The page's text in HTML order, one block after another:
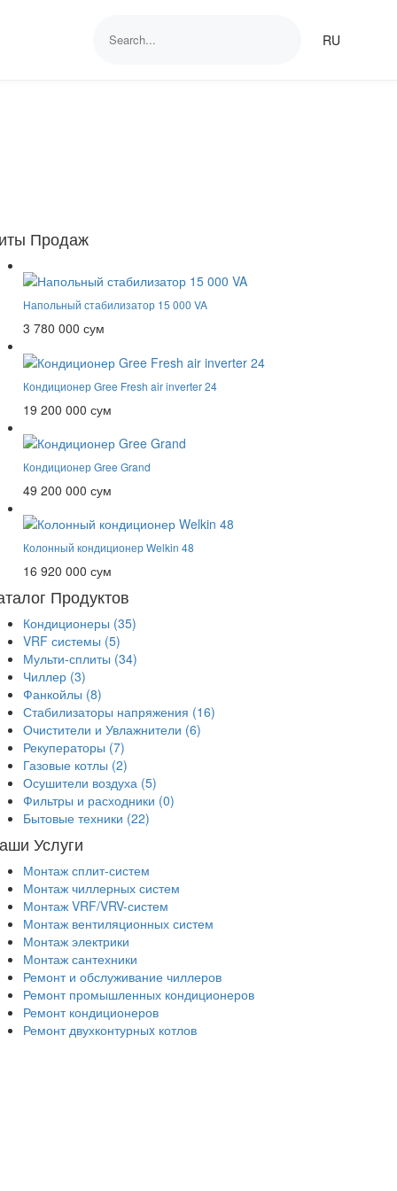
RU
Продаж
Напольный стабилизатор 15 000 VA
3 780 000 сум
Кондиционер Gree Fresh air inverter 24
19 200 000 сум
Кондиционер Gree Grand
49 200 000 сум
Колонный кондиционер Welkin 48
16 920 000 сум
Продуктов
Кондиционеры (35)
VRF системы (5)
Мульти-сплиты (34)
Чиллер (3)
Фанкойлы (8)
Стабилизаторы напряжения (16)
Очистители и Увлажнители (6)
Рекуператоры (7)
Газовые котлы (2)
Осушители воздуха (5)
Фильтры и расходники (0)
Бытовые техники (22)
Услуги
Монтаж сплит-систем
Монтаж чиллерных систем
Монтаж VRF/VRV-систем
Монтаж вентиляционных систем
Монтаж электрики
Монтаж сантехники
Ремонт и обслуживание чиллеров
Ремонт промышленных кондиционеров
Ремонт кондиционеров
Ремонт двухконтурныx котлов